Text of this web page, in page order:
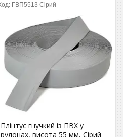
ГВП5513 Сірий
Плінтус гнучкий із ПВХ у
рулонах, висота 55 мм, Сірий